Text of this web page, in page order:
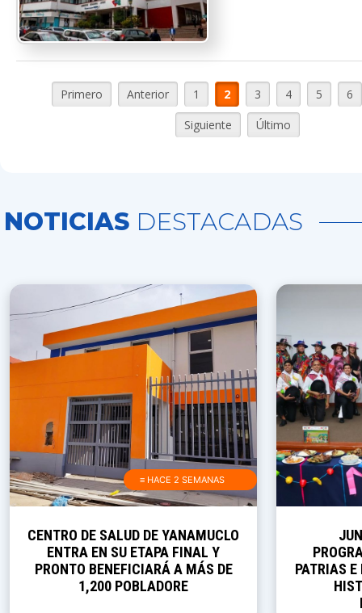
Primero Anterior 1 2 3 4 5
6
Siguiente
Último
NOTICIAS DESTACADAS
≡ HACE 2 SEMANAS
CENTRO DE SALUD DE YANAMUCLO
ENTRA EN SU ETAPA FINAL Y
PRONTO BENEFICIARÁ A MÁS DE
1,200 POBLADORE
PATRIAS